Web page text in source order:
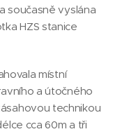
současně vyslána
HZS stanice
místní
a útočného
technikou
cca 60m a tři